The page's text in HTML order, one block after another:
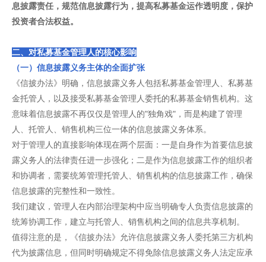
息披露责任，规范信息披露行为，提高私募基金运作透明度，保护
投资者合法权益。
二、对私募基金管理人的核心影响
（一）信息披露义务主体的全面扩张
《信披办法》明确，信息披露义务人包括私募基金管理人、私募基
金托管人，以及接受私募基金管理人委托的私募基金销售机构。这
意味着信息披露不再仅仅是管理人的"独角戏"，而是构建了管理
人、托管人、销售机构三位一体的信息披露义务体系。
对于管理人的直接影响体现在两个层面：一是自身作为首要信息披
露义务人的法律责任进一步强化；二是作为信息披露工作的组织者
和协调者，需要统筹管理托管人、销售机构的信息披露工作，确保
信息披露的完整性和一致性。
我们建议，管理人在内部治理架构中应当明确专人负责信息披露的
统筹协调工作，建立与托管人、销售机构之间的信息共享机制。
值得注意的是，《信披办法》允许信息披露义务人委托第三方机构
代为披露信息，但同时明确规定不得免除信息披露义务人法定应承